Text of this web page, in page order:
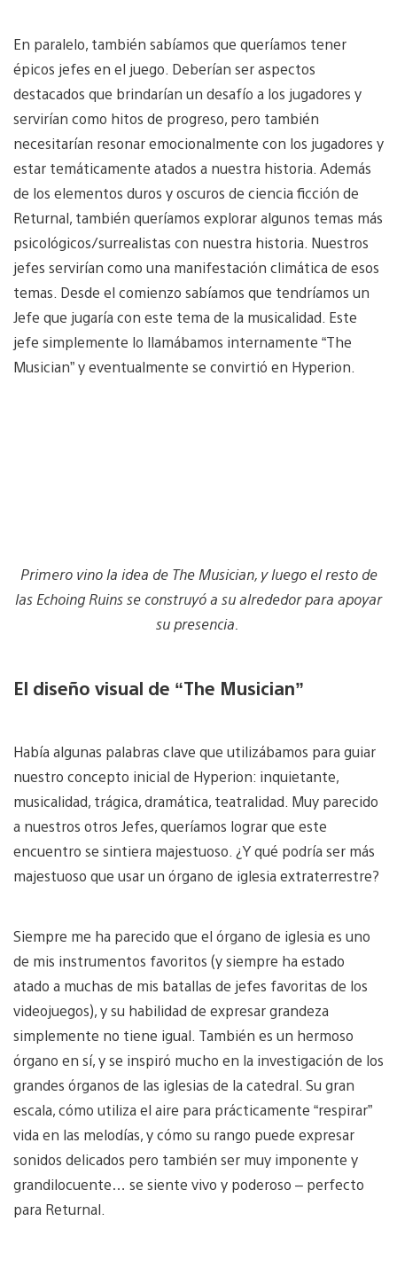
En paralelo, también sabíamos que queríamos tener
épicos jefes en el juego. Deberían ser aspectos
destacados que brindarían un desafío a los jugadores y
servirían como hitos de progreso, pero también
necesitarían resonar emocionalmente con los jugadores y
estar temáticamente atados a nuestra historia. Además
de los elementos duros y oscuros de ciencia ficción de
Returnal, también queríamos explorar algunos temas más
psicológicos/surrealistas con nuestra historia. Nuestros
jefes servirían como una manifestación climática de esos
temas. Desde el comienzo sabíamos que tendríamos un
Jefe que jugaría con este tema de la musicalidad. Este
jefe simplemente lo llamábamos internamente “The
Musician” y eventualmente se convirtió en Hyperion.
Primero vino la idea de The Musician, y luego el resto de
las Echoing Ruins se construyó a su alrededor para apoyar
su presencia.
El diseño visual de “The Musician”
Había algunas palabras clave que utilizábamos para guiar
nuestro concepto inicial de Hyperion: inquietante,
musicalidad, trágica, dramática, teatralidad. Muy parecido
a nuestros otros Jefes, queríamos lograr que este
encuentro se sintiera majestuoso. ¿Y qué podría ser más
majestuoso que usar un órgano de iglesia extraterrestre?
Siempre me ha parecido que el órgano de iglesia es uno
de mis instrumentos favoritos (y siempre ha estado
atado a muchas de mis batallas de jefes favoritas de los
videojuegos), y su habilidad de expresar grandeza
simplemente no tiene igual. También es un hermoso
órgano en sí, y se inspiró mucho en la investigación de los
grandes órganos de las iglesias de la catedral. Su gran
escala, cómo utiliza el aire para prácticamente “respirar”
vida en las melodías, y cómo su rango puede expresar
sonidos delicados pero también ser muy imponente y
grandilocuente… se siente vivo y poderoso – perfecto
para Returnal.